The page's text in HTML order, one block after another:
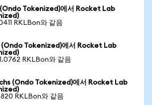
Tokenized)에서 Rocket Lab
RKLBon와 같음
Tokenized)에서 Rocket Lab
RKLBon와 같음
(Ondo Tokenized)에서 Rocket Lab
RKLBon와 같음